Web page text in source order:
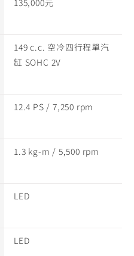
135,000元
149 c.c. 空冷四行程單汽
缸 SOHC 2V
12.4 PS / 7,250 rpm
1.3 kg-m / 5,500 rpm
LED
LED